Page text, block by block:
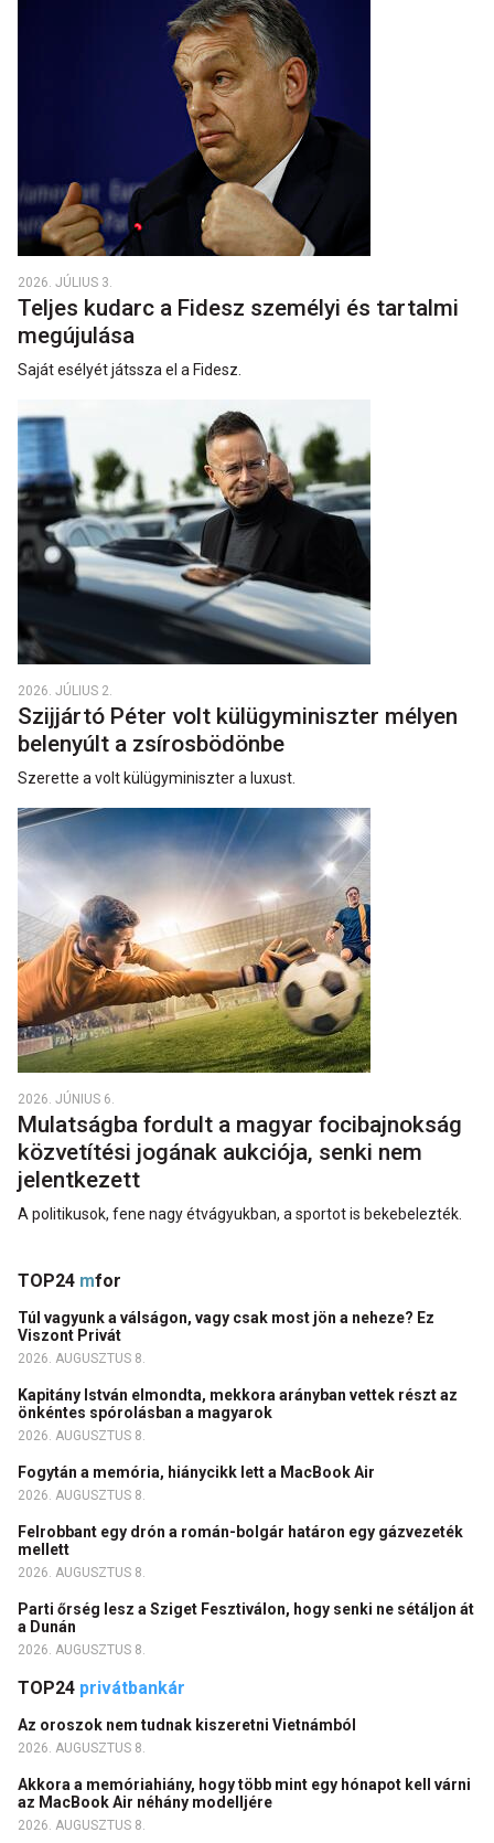
2026. JÚLIUS 3.
Teljes kudarc a Fidesz személyi és tartalmi
megújulása
Saját esélyét játssza el a Fidesz.
2026. JÚLIUS 2.
Szijjártó Péter volt külügyminiszter mélyen
belenyúlt a zsírosbödönbe
Szerette a volt külügyminiszter a luxust.
2026. JÚNIUS 6.
Mulatságba fordult a magyar focibajnokság
közvetítési jogának aukciója, senki nem
jelentkezett
A politikusok, fene nagy étvágyukban, a sportot is bekebelezték.
TOP24 mfor
Túl vagyunk a válságon, vagy csak most jön a neheze? Ez
Viszont Privát
2026. AUGUSZTUS 8.
Kapitány István elmondta, mekkora arányban vettek részt az
önkéntes spórolásban a magyarok
2026. AUGUSZTUS 8.
Fogytán a memória, hiánycikk lett a MacBook Air
2026. AUGUSZTUS 8.
Felrobbant egy drón a román-bolgár határon egy gázvezeték
mellett
2026. AUGUSZTUS 8.
Parti őrség lesz a Sziget Fesztiválon, hogy senki ne sétáljon át
a Dunán
2026. AUGUSZTUS 8.
TOP24 privátbankár
Az oroszok nem tudnak kiszeretni Vietnámból
2026. AUGUSZTUS 8.
Akkora a memóriahiány, hogy több mint egy hónapot kell várni
az MacBook Air néhány modelljére
2026. AUGUSZTUS 8.